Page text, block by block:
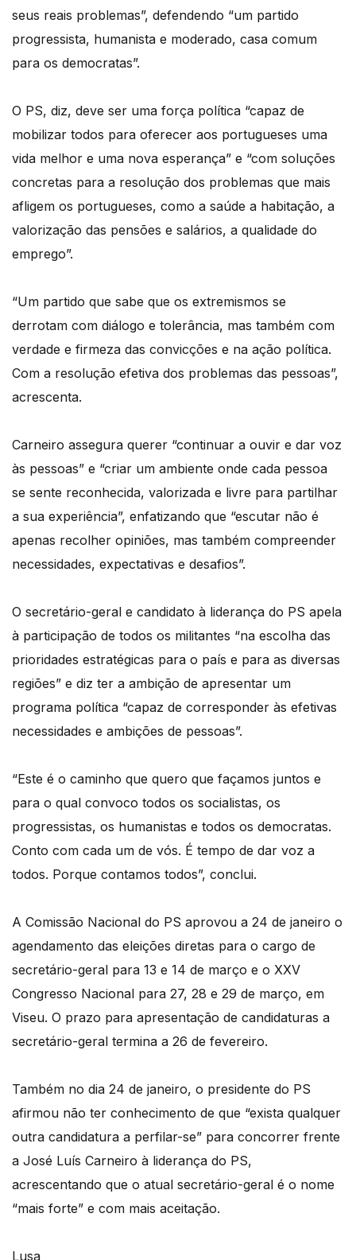
seus reais problemas”, defendendo “um partido
progressista, humanista e moderado, casa comum
para os democratas”.
O PS, diz, deve ser uma força política “capaz de
mobilizar todos para oferecer aos portugueses uma
vida melhor e uma nova esperança” e “com soluções
concretas para a resolução dos problemas que mais
afligem os portugueses, como a saúde a habitação, a
valorização das pensões e salários, a qualidade do
emprego”.
“Um partido que sabe que os extremismos se
derrotam com diálogo e tolerância, mas também com
verdade e firmeza das convicções e na ação política.
Com a resolução efetiva dos problemas das pessoas”,
acrescenta.
Carneiro assegura querer “continuar a ouvir e dar voz
às pessoas” e “criar um ambiente onde cada pessoa
se sente reconhecida, valorizada e livre para partilhar
a sua experiência”, enfatizando que “escutar não é
apenas recolher opiniões, mas também compreender
necessidades, expectativas e desafios”.
O secretário-geral e candidato à liderança do PS apela
à participação de todos os militantes “na escolha das
prioridades estratégicas para o país e para as diversas
regiões” e diz ter a ambição de apresentar um
programa política “capaz de corresponder às efetivas
necessidades e ambições de pessoas”.
“Este é o caminho que quero que façamos juntos e
para o qual convoco todos os socialistas, os
progressistas, os humanistas e todos os democratas.
Conto com cada um de vós. É tempo de dar voz a
todos. Porque contamos todos”, conclui.
A Comissão Nacional do PS aprovou a 24 de janeiro o
agendamento das eleições diretas para o cargo de
secretário-geral para 13 e 14 de março e o XXV
Congresso Nacional para 27, 28 e 29 de março, em
Viseu. O prazo para apresentação de candidaturas a
secretário-geral termina a 26 de fevereiro.
Também no dia 24 de janeiro, o presidente do PS
afirmou não ter conhecimento de que “exista qualquer
outra candidatura a perfilar-se” para concorrer frente
a José Luís Carneiro à liderança do PS,
acrescentando que o atual secretário-geral é o nome
“mais forte” e com mais aceitação.
Lusa